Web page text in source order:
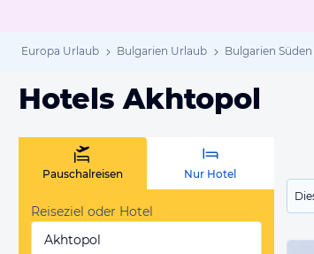
Europa Urlaub Bulgarien Urlaub Bulgarien
Hotels Akhtopol
Pauschalreisen Nur Hotel
Reiseziel oder Hotel
Akhtopol